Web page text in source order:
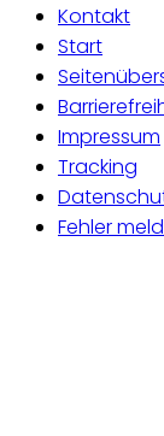
Kontakt
Start
Impressum
Tracking
Fehler